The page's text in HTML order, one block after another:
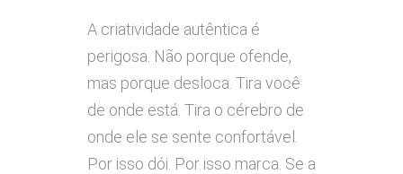
A criatividade autêntica é
perigosa. Não porque ofende,
mas porque desloca. Tira você
de onde está. Tira o cérebro de
onde ele se sente confortável.
Por isso dói. Por isso marca. Se a